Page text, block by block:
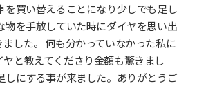
を買い替えることになり少しでも足し
物を手放していた時にダイヤを思い出
した。 何も分かっていなかった私に
と教えてくださり金額も驚きまし
しにする事が来ました。ありがとうご